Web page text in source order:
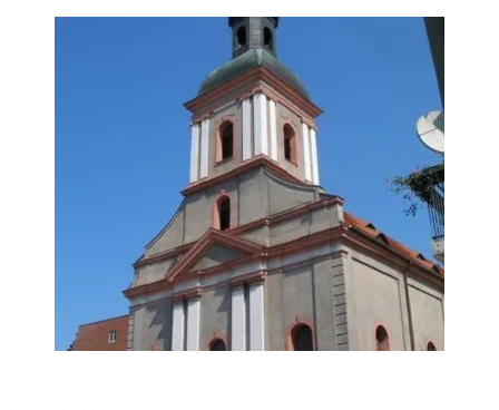
Południe
Północ
Wszystkie
Wybieram